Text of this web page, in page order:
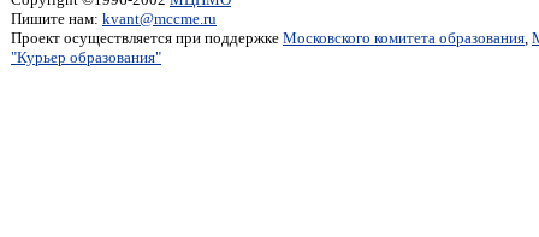
Пишите нам: kvant@mccme.ru
Проект осуществляется при поддержке Московского комитета образования,
"Курьер образования"